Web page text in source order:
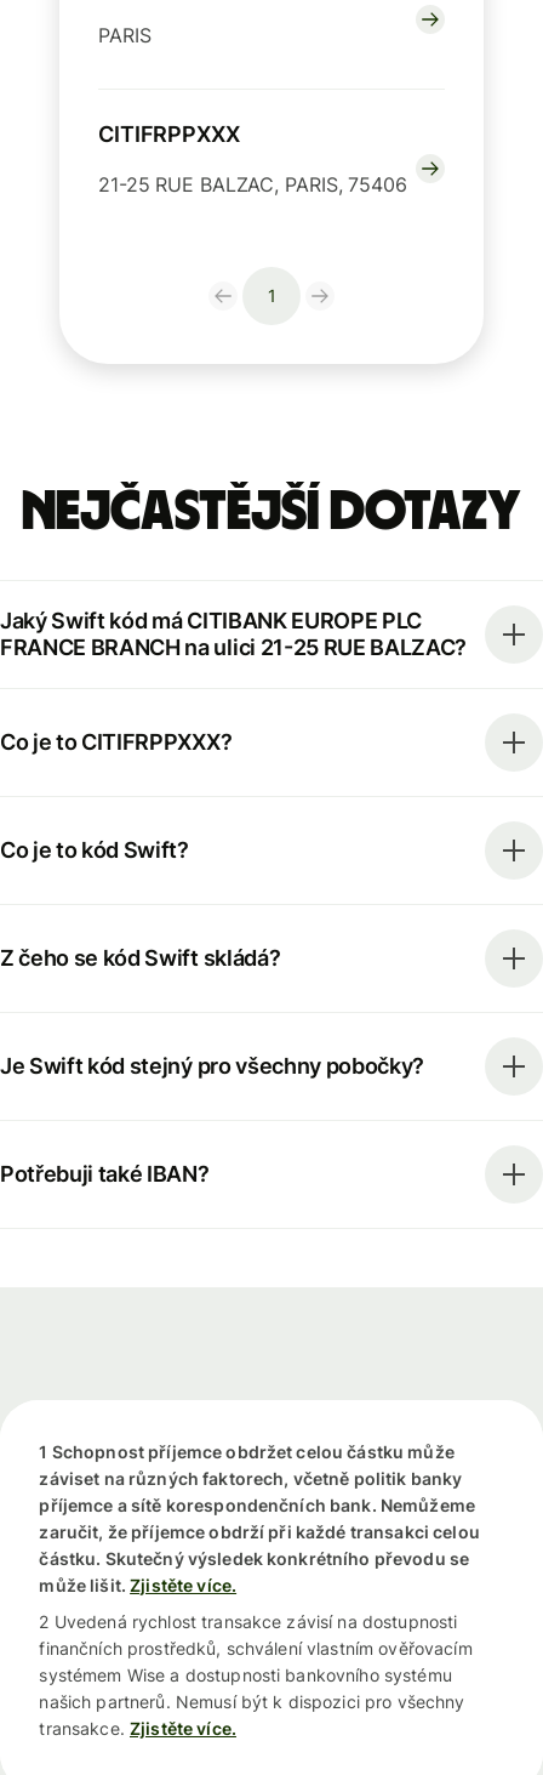
PARIS
CITIFRPPXXX
21-25 RUE BALZAC, PARIS, 75406
1
Nejčastější dotazy
Jaký Swift kód má CITIBANK EUROPE PLC
FRANCE BRANCH na ulici 21-25 RUE BALZAC?
Co je to CITIFRPPXXX?
Co je to kód Swift?
Z čeho se kód Swift skládá?
Je Swift kód stejný pro všechny pobočky?
Potřebuji také IBAN?
1 Schopnost příjemce obdržet celou částku může
záviset na různých faktorech, včetně politik banky
příjemce a sítě korespondenčních bank. Nemůžeme
zaručit, že příjemce obdrží při každé transakci celou
částku. Skutečný výsledek konkrétního převodu se
může lišit. Zjistěte více.
2 Uvedená rychlost transakce závisí na dostupnosti
finančních prostředků, schválení vlastním ověřovacím
systémem Wise a dostupnosti bankovního systému
našich partnerů. Nemusí být k dispozici pro všechny
transakce. Zjistěte více.